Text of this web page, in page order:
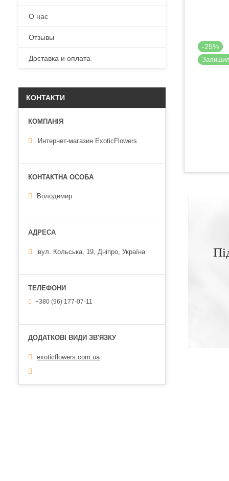
-25%
О нас
Отзывы
Доставка и оплата
КОНТАКТИ
Интернет-магазин ExoticFlowers
Володимир
вул. Кольська, 19, Дніпро, Україна
+380 (96) 177-07-11
exoticflowers.com.ua